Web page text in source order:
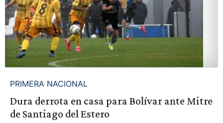
PRIMERA NACIONAL
Dura derrota en casa para Bolívar ante Mitre
de Santiago del Estero